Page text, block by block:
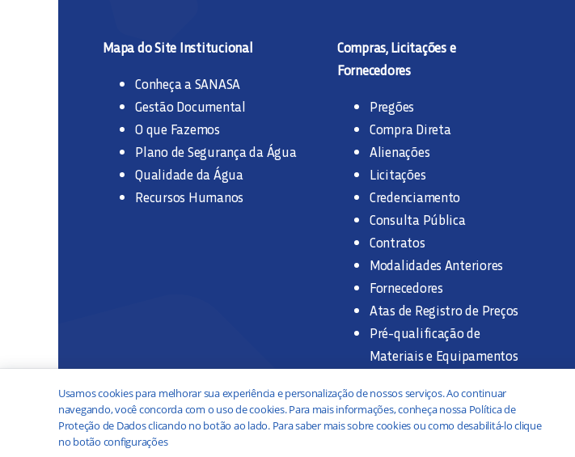
Mapa do Site Institucional
Conheça a SANASA
Gestão Documental
O que Fazemos
Plano de Segurança da Água
Qualidade da Água
Recursos Humanos
Compras, Licitações e
Fornecedores
Pregões
Compra Direta
Alienações
Licitações
Credenciamento
Consulta Pública
Contratos
Modalidades Anteriores
Fornecedores
Atas de Registro de Preços
Pré-qualificação de
Materiais e Equipamentos
Documentação Interna
Usamos cookies para melhorar sua experiência e personalização de nossos serviços. Ao continuar
navegando, você concorda com o uso de cookies. Para mais informações, conheça nossa Política de
Proteção de Dados clicando no botão ao lado. Para saber mais sobre cookies ou como desabilitá-lo clique
no botão configurações